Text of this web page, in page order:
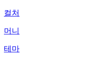
컬처
머니
테마